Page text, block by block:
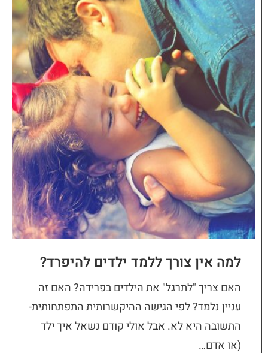
למה אין צורך ללמד ילדים להיפרד?
האם צריך "לתרגל" את הילדים בפרידה? האם זה
עניין נלמד? לפי הגישה ההיקשרותית התפתחותית-
התשובה היא לא. אבל אולי קודם נשאל איך ילד
(או אדם…